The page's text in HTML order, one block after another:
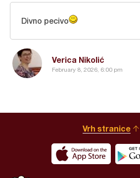
Verica Nikolić
February 8, 2026, 6:00 pm
Divno pecivo
Vrh stranice